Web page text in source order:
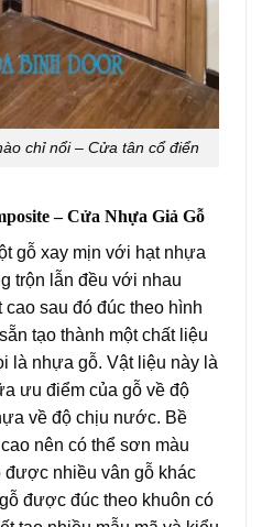
chỉ nổi – Cửa tân cổ điển
– Cửa Nhựa Giả Gỗ
gỗ xay mịn với hạt nhựa
trộn lẫn đều với nhau
sau đó đúc theo hình
tạo thành một chất liệu
là nhựa gỗ. Vật liệu này là
ưu điểm của gỗ về độ
về độ chịu nước. Bề
nên có thể sơn màu
được nhiều vân gỗ khác
được đúc theo khuôn có